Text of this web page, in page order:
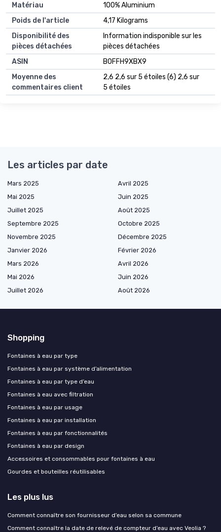
Matériau
‎100% Aluminium
Poids de l'article
‎4,17 Kilograms
Disponibilité des
pièces détachées
‎Information indisponible sur les
pièces détachées
ASIN
B0FFH9XBX9
Moyenne des
commentaires client
2,6 2,6 sur 5 étoiles (6) 2,6 sur
5 étoiles
Les articles par date
Mars 2025
Avril 2025
Mai 2025
Juin 2025
Juillet 2025
Août 2025
Septembre 2025
Octobre 2025
Novembre 2025
Décembre 2025
Janvier 2026
Février 2026
Mars 2026
Avril 2026
Mai 2026
Juin 2026
Juillet 2026
Août 2026
Shopping
Fontaines à eau par type
Fontaines à eau par système d’alimentation
Fontaines à eau par type d’eau
Fontaines à eau avec filtration
Fontaines à eau par usage
Fontaines à eau par installation
Fontaines à eau par fonctionnalités
Fontaines à eau par design
Accessoires et consommables pour fontaines à eau
Gourdes et bouteilles réutilisables
Les plus lus
Comment connaître son fournisseur d’eau selon sa commune
Comment connaître la date de relevé de compteur d’eau avec Veolia ?